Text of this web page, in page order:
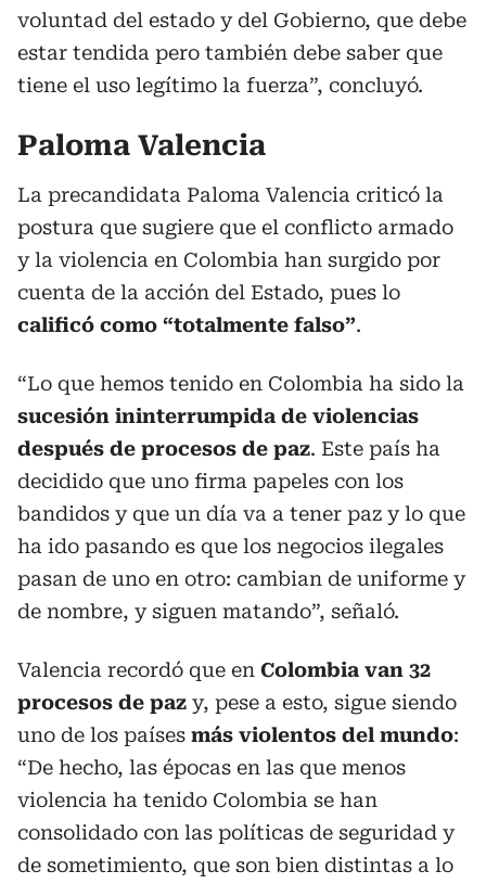
voluntad del estado y del Gobierno, que debe
estar tendida pero también debe saber que
tiene el uso legítimo la fuerza”, concluyó.
Paloma Valencia
La precandidata Paloma Valencia criticó la
postura que sugiere que el conflicto armado
y la violencia en Colombia han surgido por
cuenta de la acción del Estado, pues lo
calificó como “totalmente falso”.
“Lo que hemos tenido en Colombia ha sido la
sucesión ininterrumpida de violencias
después de procesos de paz. Este país ha
decidido que uno firma papeles con los
bandidos y que un día va a tener paz y lo que
ha ido pasando es que los negocios ilegales
pasan de uno en otro: cambian de uniforme y
de nombre, y siguen matando”, señaló.
Valencia recordó que en Colombia van 32
procesos de paz y, pese a esto, sigue siendo
uno de los países más violentos del mundo:
“De hecho, las épocas en las que menos
violencia ha tenido Colombia se han
consolidado con las políticas de seguridad y
de sometimiento, que son bien distintas a lo